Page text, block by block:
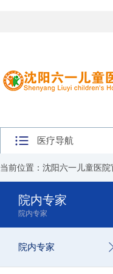
医疗导航
当前位置： 沈阳六一儿童医院
院内专家
院内专家
院内专家